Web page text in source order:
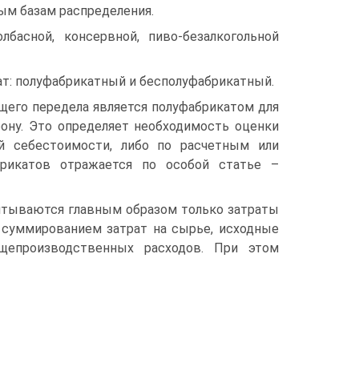
базам распределения.
консервной, пиво-безалкогольной
полуфабрикатный и бесполуфабрикатный.
передела является полуфабрикатом для
Это определяет необходимость оценки
себестоимости, либо по расчетным или
отражается по особой статье –
главным образом только затраты
затрат на сырье, исходные
расходов. При этом